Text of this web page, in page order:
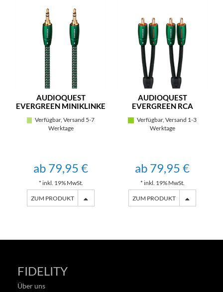
AUDIOQUEST
EVERGREEN MINIKLINKE
Verfügbar, Versand 5-7
Werktage
ab 79,95 €
* inkl. 19% MwSt.
ZUM PRODUKT
AUDIOQUEST
EVERGREEN RCA
Verfügbar, Versand 1-3
Werktage
ab 79,95 €
* inkl. 19% MwSt.
ZUM PRODUKT
FIDELITY
Über uns